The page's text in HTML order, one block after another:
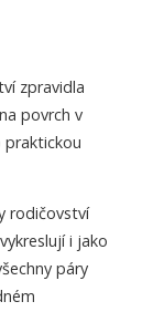
zpravidla
povrch v
rodičovství
i jako
páry